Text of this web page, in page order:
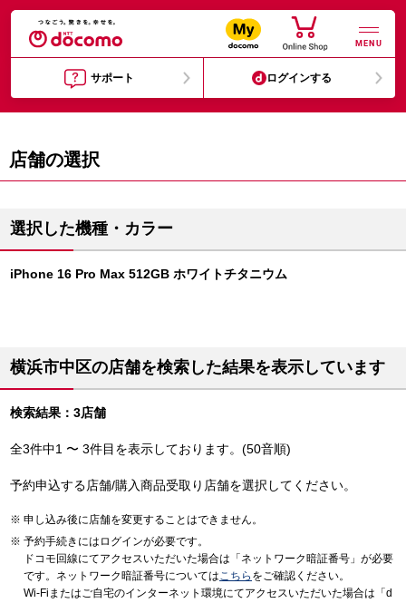
MENU
サポート ログインする
店舗の選択
選択した機種・カラー
iPhone 16 Pro Max 512GB ホワイトチタニウム
横浜市中区の店舗を検索した結果を表示しています
検索結果：3店舗
全3件中1 〜 3件目を表示しております。(50音順)
予約申込する店舗/購入商品受取り店舗を選択してください。
申し込み後に店舗を変更することはできません。
予約手続きにはログインが必要です。
ドコモ回線にてアクセスいただいた場合は「ネットワーク暗証番号」が必要
です。ネットワーク暗証番号についてはこちら をご確認ください。
Wi-Fiまたはご自宅のインターネット環境にてアクセスいただいた場合は「d